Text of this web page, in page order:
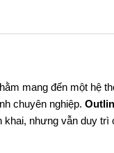
mang đến một hệ
chuyên nghiệp.
nhưng vẫn duy